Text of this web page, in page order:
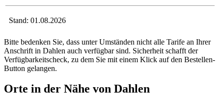
Stand: 01.08.2026
Bitte bedenken Sie, dass unter Umständen nicht alle Tarife an Ihrer
Anschrift in Dahlen auch verfügbar sind. Sicherheit schafft der
Verfügbarkeitscheck, zu dem Sie mit einem Klick auf den Bestellen-
Button gelangen.
Orte in der Nähe von Dahlen